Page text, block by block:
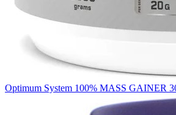
Optimum System 100% MASS GAINER